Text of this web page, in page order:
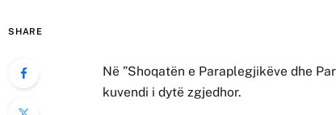
SHARE
Në ”Shoqatën e Paraplegjikëve dhe
kuvendi i dytë zgjedhor.